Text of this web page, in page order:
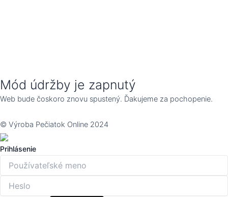
Mód údržby je zapnutý
Web bude čoskoro znovu spustený. Ďakujeme za pochopenie.
© Výroba Pečiatok Online 2024
Prihlásenie